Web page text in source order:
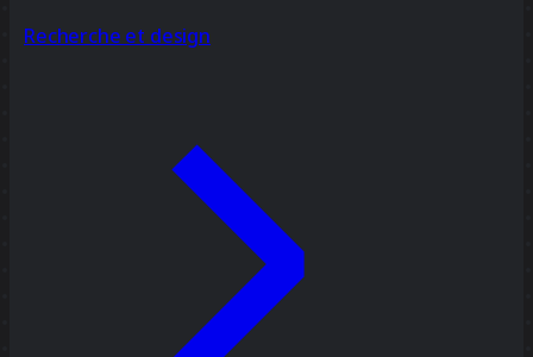
Recherche et design